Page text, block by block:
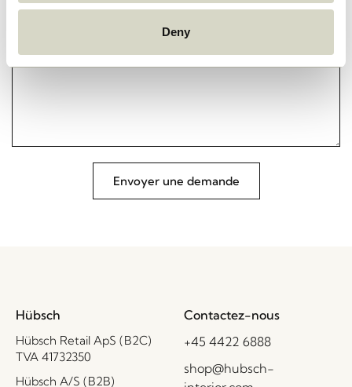
Deny
Envoyer une demande
Hübsch
Hübsch Retail ApS (B2C)
TVA 41732350
Hübsch A/S (B2B)
Contactez-nous
+45 4422 6888
shop@hubsch-